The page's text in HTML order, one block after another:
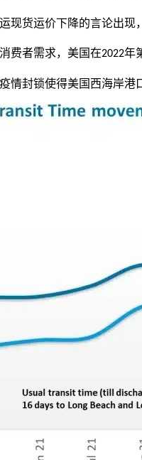
现货运价下降的言论出现
费者需求，美国在2022年
情封锁使得美国西海岸港